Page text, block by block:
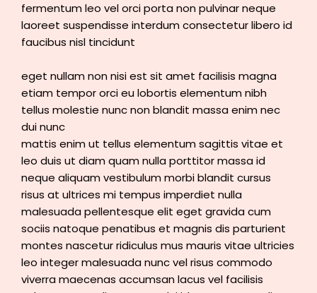
fermentum leo vel orci porta non pulvinar neque
laoreet suspendisse interdum consectetur libero id
faucibus nisl tincidunt
eget nullam non nisi est sit amet facilisis magna
etiam tempor orci eu lobortis elementum nibh
tellus molestie nunc non blandit massa enim nec
dui nunc
mattis enim ut tellus elementum sagittis vitae et
leo duis ut diam quam nulla porttitor massa id
neque aliquam vestibulum morbi blandit cursus
risus at ultrices mi tempus imperdiet nulla
malesuada pellentesque elit eget gravida cum
sociis natoque penatibus et magnis dis parturient
montes nascetur ridiculus mus mauris vitae ultricies
leo integer malesuada nunc vel risus commodo
viverra maecenas accumsan lacus vel facilisis